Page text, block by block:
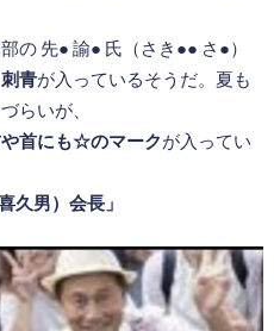
の 先● 諭● 氏（さき●● さ●）
刺青が入っているそうだ。夏も
らいが、
や首にも☆のマークが入ってい
久男）会長」